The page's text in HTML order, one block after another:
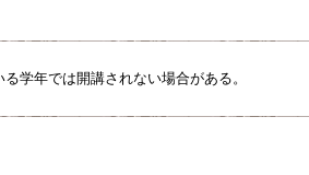
学年では開講されない場合がある。